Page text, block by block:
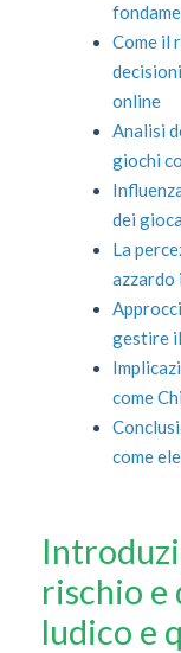
Come il
online
Analisi
giochi
dei
La
azzardo
gestire
come
come
rischio e
ludico e